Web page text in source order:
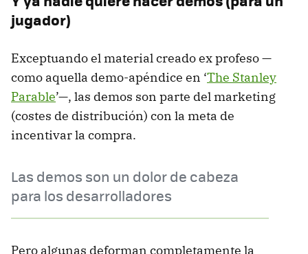
jugador)
Exceptuando el material creado ex profeso —
como aquella demo-apéndice en ‘The Stanley
Parable’—, las demos son parte del marketing
(costes de distribución) con la meta de
incentivar la compra.
Las demos son un dolor de cabeza
para los desarrolladores
Pero algunas deforman completamente la